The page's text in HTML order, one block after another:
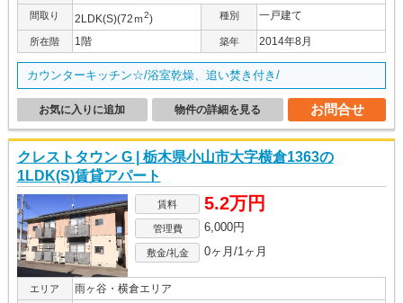
間取り 2LDK(S)(72ｍ2) 種別 一戸建て
所在階 1階 築年 2014年8月
カウンターキッチン☆/浴室乾燥、追い焚き付き/
お問合せ
物件の詳細を見る
お気に入りに追加
クレストタウン G | 栃木県小山市大字横倉1363の
1LDK(S)賃貸アパート
賃料 5.2万円
管理費 6,000円
敷金/礼金 0ヶ月/1ヶ月
エリア 雨ヶ谷・横倉エリア